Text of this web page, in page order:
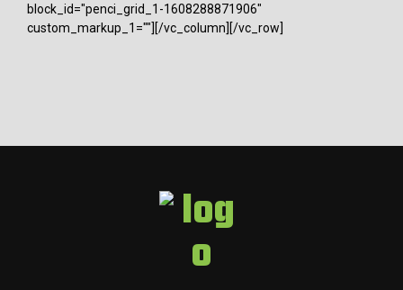
block_id="penci_grid_1-1608288871906"
custom_markup_1=""][/vc_column][/vc_row]